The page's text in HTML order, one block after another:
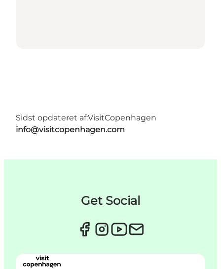
Sidst opdateret af:VisitCopenhagen
info@visitcopenhagen.com
Get Social